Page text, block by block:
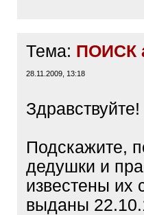
Тема: ПОИСК
28.11.2009, 13:18
Здравствуйте!
Подскажите,
дедушки и
известены их
выданы